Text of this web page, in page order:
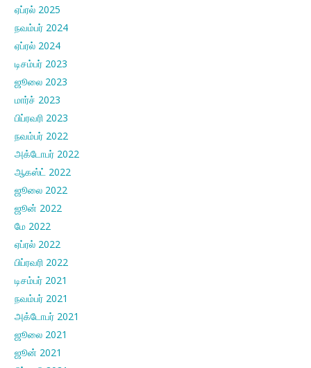
ஏப்ரல் 2025
நவம்பர் 2024
ஏப்ரல் 2024
டிசம்பர் 2023
ஜூலை 2023
மார்ச் 2023
பிப்ரவரி 2023
நவம்பர் 2022
அக்டோபர் 2022
ஆகஸ்ட் 2022
ஜூலை 2022
ஜூன் 2022
மே 2022
ஏப்ரல் 2022
பிப்ரவரி 2022
டிசம்பர் 2021
நவம்பர் 2021
அக்டோபர் 2021
ஜூலை 2021
ஜூன் 2021